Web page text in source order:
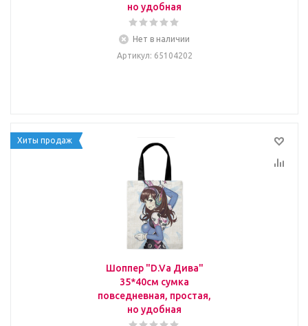
но удобная
Нет в наличии
Артикул: 65104202
Хиты продаж
Шоппер "D.Va Дива"
35*40см сумка
повседневная, простая,
но удобная